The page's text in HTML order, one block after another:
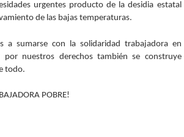
urgentes producto de la desidia estatal
de las bajas temperaturas.
a sumarse con la solidaridad trabajadora en
nuestros derechos también se construye
todo.
POBRE!